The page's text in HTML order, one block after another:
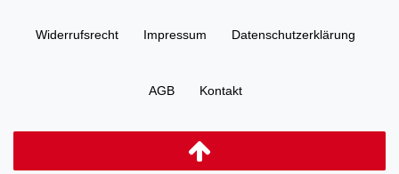
Widerrufs­recht Impressum Daten­schutz­erklärung
AGB Kontakt